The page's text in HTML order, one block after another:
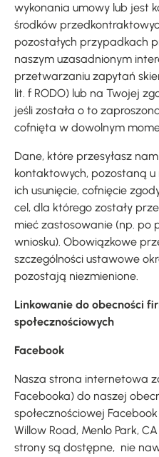
wykonania umowy lub jest
środków
pozostałych przypadkach
naszym uzasadnionym
przetwarzaniu zapytań
lit. f RODO) lub na Twojej
jeśli została o to
cofnięta w dowolnym
Dane, które przesyłasz
kontaktowych, pozostaną u
ich usunięcie, cofnięcie
cel, dla którego zostały
mieć zastosowanie (np. po
wniosku). Obowiązkowe
szczególności ustawowe
pozostają niezmienione.
Linkowanie do obecności
społecznościowych
Facebook
Nasza strona internetowa
Facebooka) do naszej
społecznościowej
Willow Road, Menlo Park,
strony są dostępne, nie